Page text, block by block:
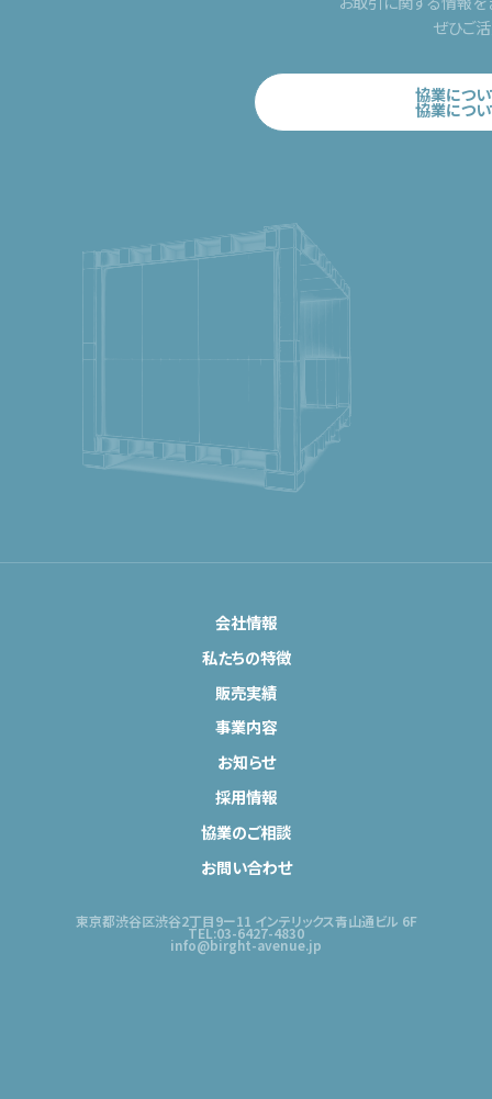
ぜひご
協業につい
協業につい
会社情報
私たちの特徴
販売実績
事業内容
お知らせ
採用情報
協業のご相談
お問い合わせ
東京都渋谷区渋谷2丁目9ー11 インテリックス青山通ビル 6F
TEL:03-6427-4830
info@birght-avenue.jp